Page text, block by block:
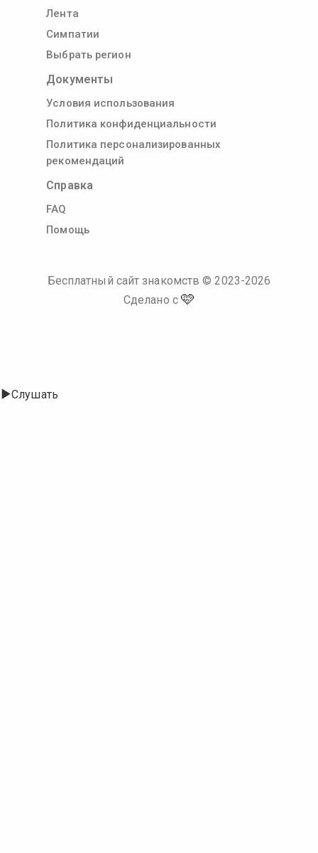
Лента
Симпатии
Выбрать регион
Документы
Условия использования
Политика конфиденциальности
Политика персонализированных
рекомендаций
Справка
FAQ
Помощь
Бесплатный сайт знакомств © 2023-2026
Сделано с 🩷
Слушать